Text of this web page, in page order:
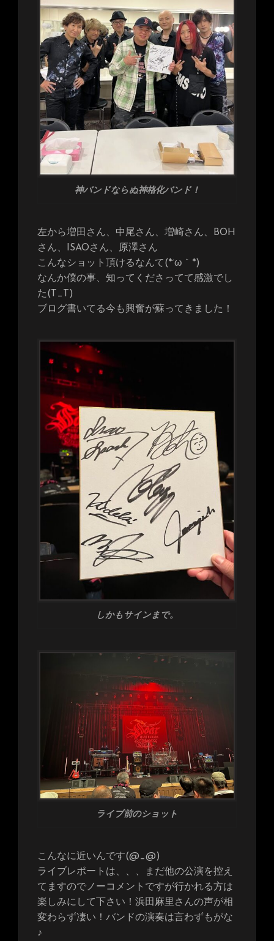
神バンドならぬ神格化バンド！
左から増田さん、中尾さん、増崎さん、BOH
さん、ISAOさん、原澤さん
こんなショット頂けるなんて(*´ω｀*)
なんか僕の事、知ってくださってて感激でし
た(T_T)
ブログ書いてる今も興奮が蘇ってきました！
しかもサインまで。
ライブ前のショット
こんなに近いんです(@_@)
ライブレポートは、、、まだ他の公演を控え
てますのでノーコメントですが行かれる方は
楽しみにして下さい！浜田麻里さんの声が相
変わらず凄い！バンドの演奏は言わずもがな
♪